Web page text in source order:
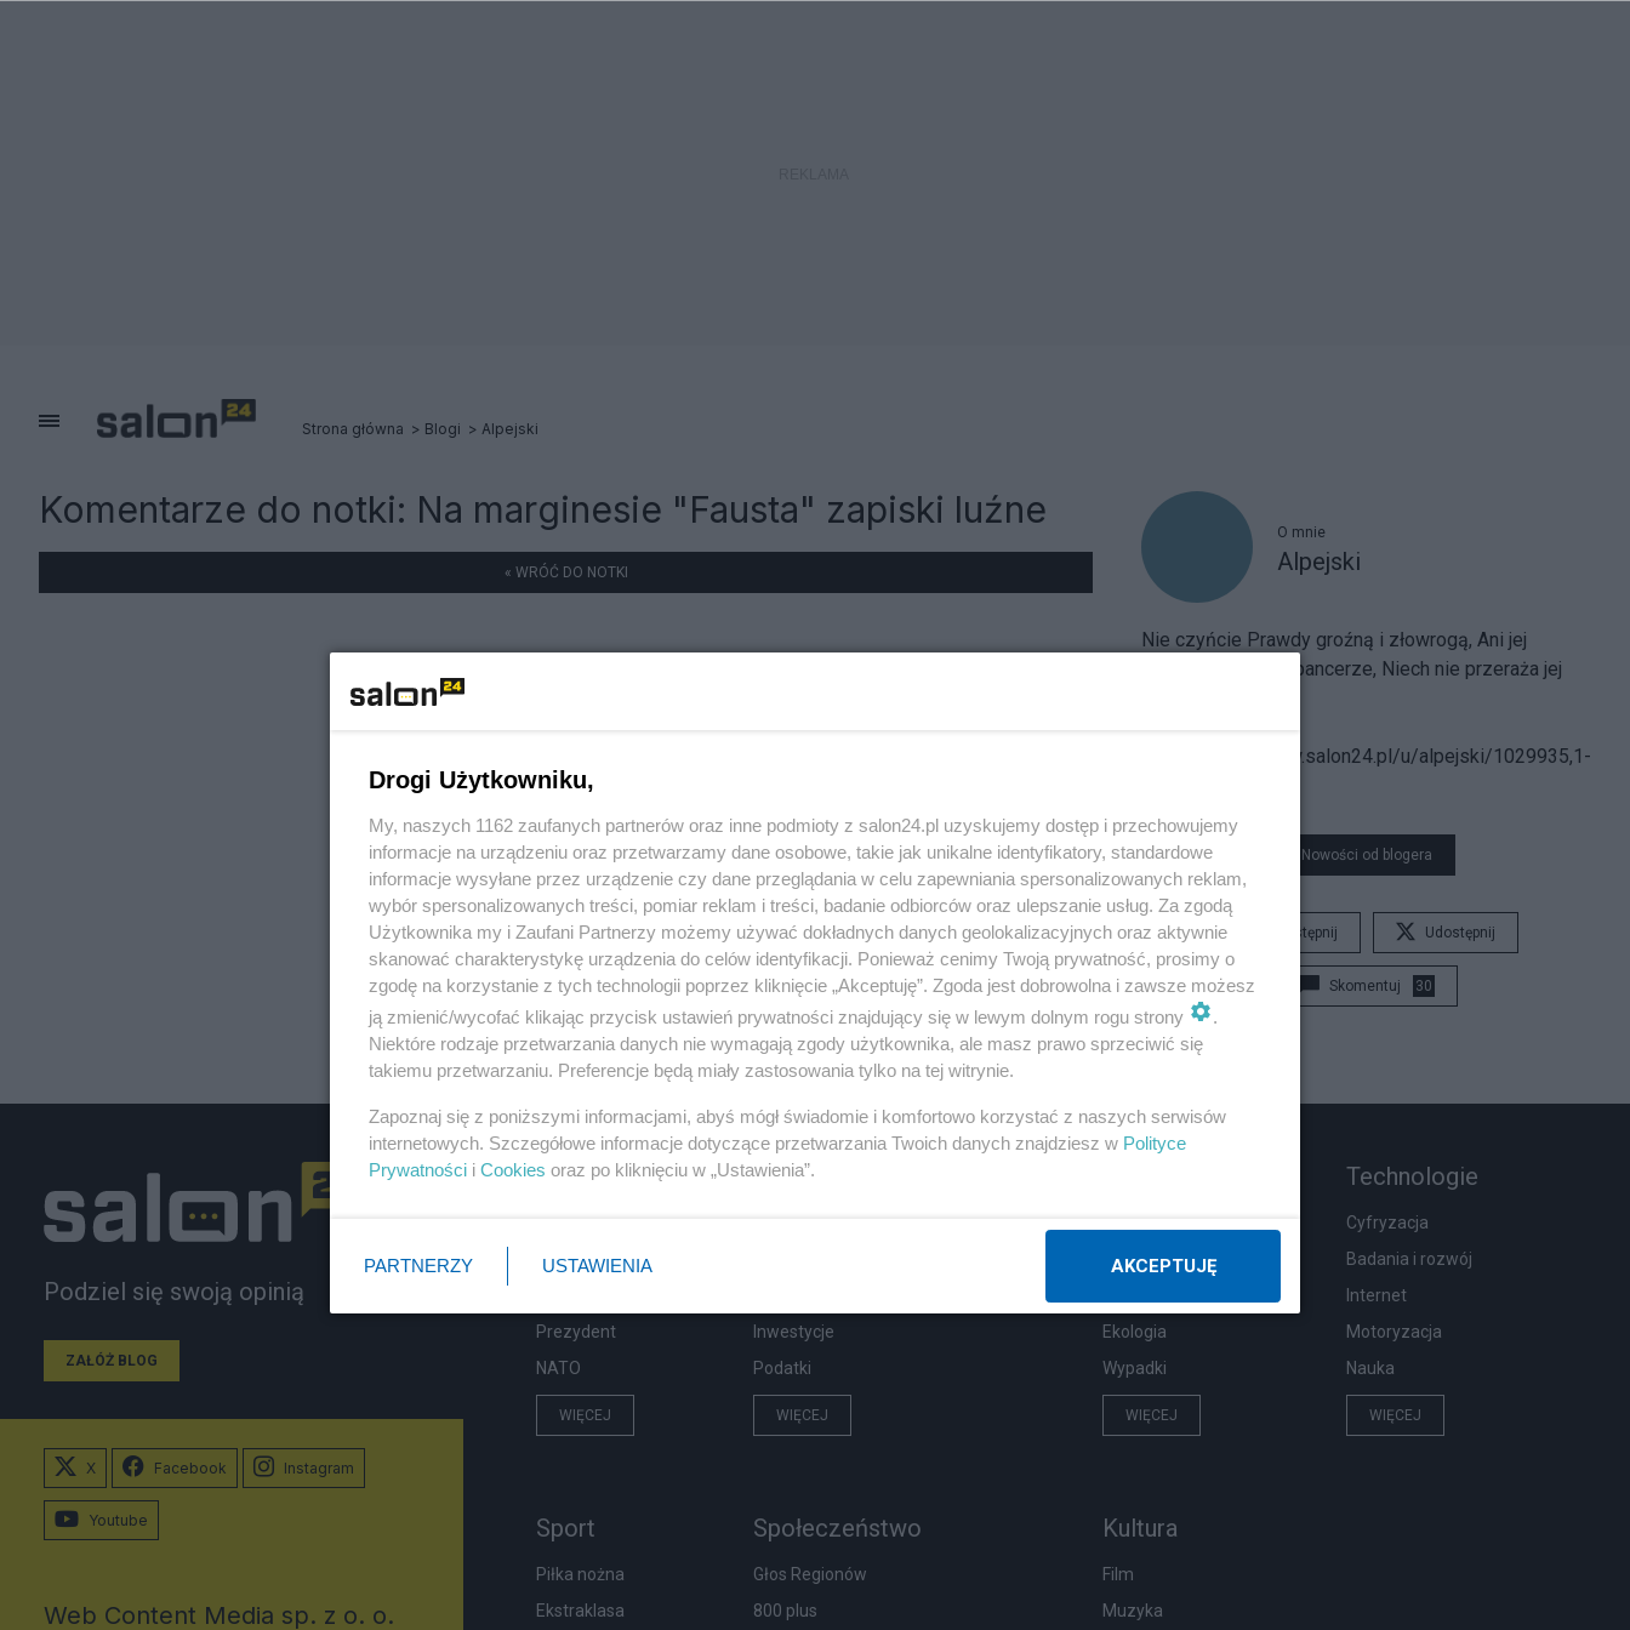
Strona główna Blogi Alpejski
Komentarze do notki: Na marginesie "Fausta" zapiski luźne
« WRÓĆ DO NOTKI
O mnie
Alpejski
Nie czyńcie Prawdy groźną i złowrogą, Ani jej
strójcie w hełmy i pancerze, Niech nie przeraża jej
https://www.salon24.pl/u/alpejski/1029935,1-
Nowości od blogera
Udostępnij Udostępnij
Skomentuj 30
Podziel się swoją opinią
ZAŁÓŻ BLOG
Polityka
PiS
Prezydent
NATO
WIĘCEJ
Gospodarka
Inwestycje
Podatki
WIĘCEJ
Podróże
Ekologia
Wypadki
WIĘCEJ
Technologie
Cyfryzacja
Badania i rozwój
Internet
Motoryzacja
Nauka
WIĘCEJ
Sport
Piłka nożna
Ekstraklasa
Społeczeństwo
Głos Regionów
800 plus
Kultura
Film
Muzyka
X Facebook Instagram
Youtube
Web Content Media sp. z o. o.
Drogi Użytkowniku,
My, naszych 1162 zaufanych partnerów oraz inne podmioty z salon24.pl uzyskujemy dostęp i przechowujemy
informacje na urządzeniu oraz przetwarzamy dane osobowe, takie jak unikalne identyfikatory, standardowe
informacje wysyłane przez urządzenie czy dane przeglądania w celu zapewniania spersonalizowanych reklam,
wybór spersonalizowanych treści, pomiar reklam i treści, badanie odbiorców oraz ulepszanie usług. Za zgodą
Użytkownika my i Zaufani Partnerzy możemy używać dokładnych danych geolokalizacyjnych oraz aktywnie
skanować charakterystykę urządzenia do celów identyfikacji. Ponieważ cenimy Twoją prywatność, prosimy o
zgodę na korzystanie z tych technologii poprzez kliknięcie „Akceptuję”. Zgoda jest dobrowolna i zawsze możesz
ją zmienić/wycofać klikając przycisk ustawień prywatności znajdujący się w lewym dolnym rogu strony
.
Niektóre rodzaje przetwarzania danych nie wymagają zgody użytkownika, ale masz prawo sprzeciwić się
takiemu przetwarzaniu. Preferencje będą miały zastosowania tylko na tej witrynie.
Zapoznaj się z poniższymi informacjami, abyś mógł świadomie i komfortowo korzystać z naszych serwisów
internetowych. Szczegółowe informacje dotyczące przetwarzania Twoich danych znajdziesz w Polityce
Prywatności i Cookies oraz po kliknięciu w „Ustawienia”.
PARTNERZY USTAWIENIA AKCEPTUJĘ